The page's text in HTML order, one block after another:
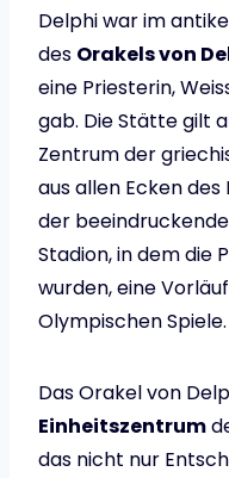
Delphi war im
des Orakels von
eine Priesterin,
gab. Die Stätte gilt
Zentrum der
aus allen Ecken
der beeindruckende
Stadion, in dem die
wurden, eine
Olympischen Spiele.
Das Orakel von
Einheitszentrum
das nicht nur